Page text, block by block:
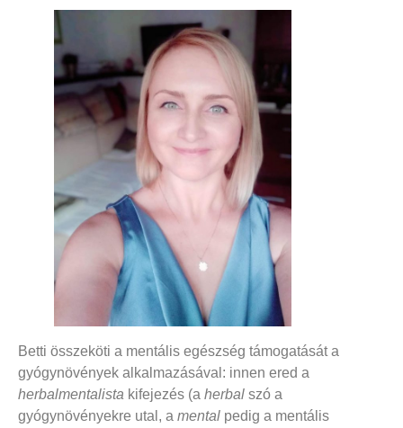
Betti összeköti a mentális egészség támogatását a
gyógynövények alkalmazásával: innen ered a
herbalmentalista kifejezés (a herbal szó a
gyógynövényekre utal, a mental pedig a mentális